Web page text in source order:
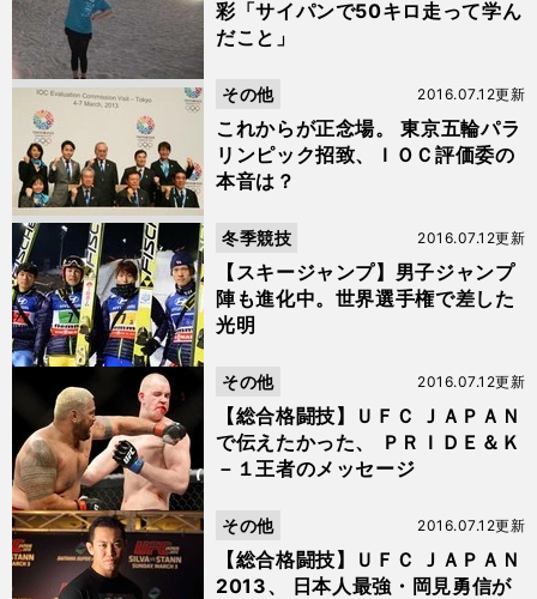
彩「サイパンで50キロ走って学ん
だこと」
これからが正念場。 東京五輪パラ
リンピック招致、ＩＯＣ評価委の
本音は？
2016.07.12更新
その他
【スキージャンプ】男子ジャンプ
陣も進化中。世界選手権で差した
光明
2016.07.12更新
冬季競技
【総合格闘技】ＵＦＣ ＪＡＰＡＮ
で伝えたかった、 ＰＲＩＤＥ＆Ｋ
－１王者のメッセージ
2016.07.12更新
その他
【総合格闘技】ＵＦＣ ＪＡＰＡＮ
2013、 日本人最強・岡見勇信が
2016.07.12更新
その他